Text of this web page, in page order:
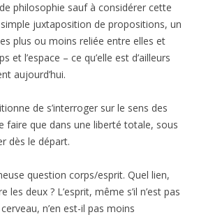
philosophie sauf à considérer cette
juxtaposition de propositions, un
plus ou moins reliée entre elles et
et l’espace – ce qu’elle est d’ailleurs
aujourd’hui.
de s’interroger sur le sens des
faire que dans une liberté totale, sous
dès le départ.
question corps/esprit. Quel lien,
deux ? L’esprit, même s’il n’est pas
n’en est-il pas moins